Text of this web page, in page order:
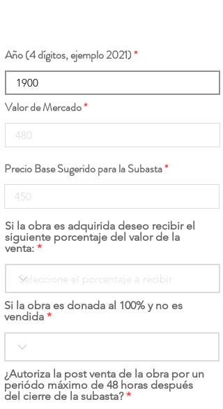
Año (4 dígitos, ejemplo 2021)
Valor de Mercado
Precio Base Sugerido para la Subasta
Si la obra es adquirida deseo recibir el
siguiente porcentaje del valor de la
venta:
Si la obra es donada al 100% y no es
vendida
¿Autoriza la post venta de la obra por un
periódo máximo de 48 horas después
del cierre de la subasta?